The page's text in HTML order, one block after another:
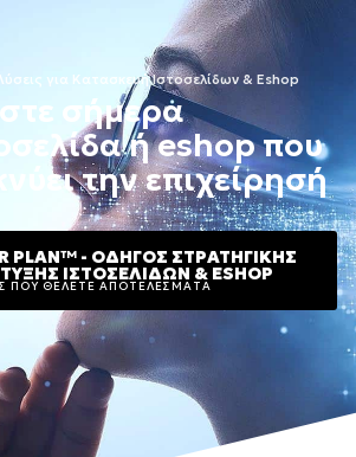
για Κατασκευή Ιστοσελίδων & Eshop
σήμερα
ή eshop που
την επιχείρησή
PLAN™ - ΟΔΗΓΟΣ ΣΤΡΑΤΗΓΙΚΗΣ
ΙΣΤΟΣΕΛΙΔΩΝ & ESHOP
ΠΟΥ ΘΕΛΕΤΕ ΑΠΟΤΕΛΕΣΜΑΤΑ